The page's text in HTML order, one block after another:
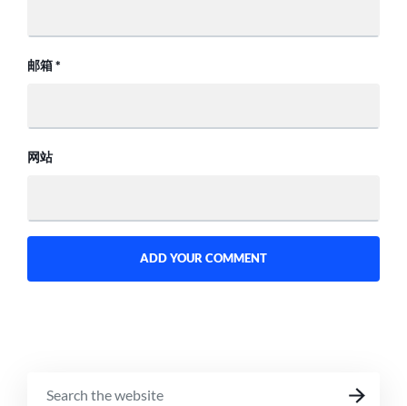
邮箱*
网站
SEARCH